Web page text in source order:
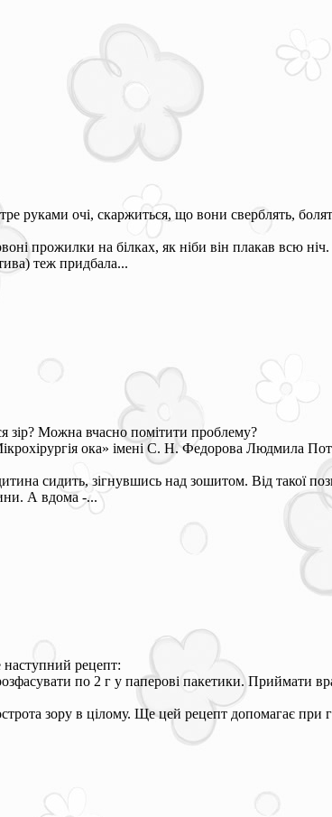
руками очі, скаржиться, що вони сверблять,
прожилки на білках, як ніби він плакав всю
теж придбала...
зір? Можна вчасно помітити проблему?
ока» імені С. Н. Федорова Людмила
сидить, зігнувшись над зошитом. Від такої
А вдома -...
наступний рецепт:
по 2 г у паперові пакетики. Приймати
зору в цілому. Ще цей рецепт допомагає при